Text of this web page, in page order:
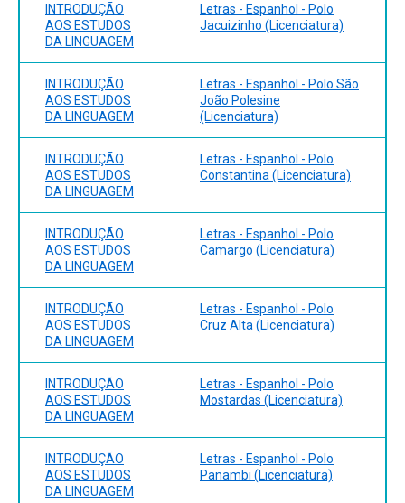
INTRODUÇÃO
AOS ESTUDOS
DA LINGUAGEM
Letras - Espanhol - Polo
Jacuizinho (Licenciatura)
INTRODUÇÃO
AOS ESTUDOS
DA LINGUAGEM
Letras - Espanhol - Polo São
João Polesine
(Licenciatura)
INTRODUÇÃO
AOS ESTUDOS
DA LINGUAGEM
Letras - Espanhol - Polo
Constantina (Licenciatura)
INTRODUÇÃO
AOS ESTUDOS
DA LINGUAGEM
Letras - Espanhol - Polo
Camargo (Licenciatura)
INTRODUÇÃO
AOS ESTUDOS
DA LINGUAGEM
Letras - Espanhol - Polo
Cruz Alta (Licenciatura)
INTRODUÇÃO
AOS ESTUDOS
DA LINGUAGEM
Letras - Espanhol - Polo
Mostardas (Licenciatura)
INTRODUÇÃO
AOS ESTUDOS
DA LINGUAGEM
Letras - Espanhol - Polo
Panambi (Licenciatura)